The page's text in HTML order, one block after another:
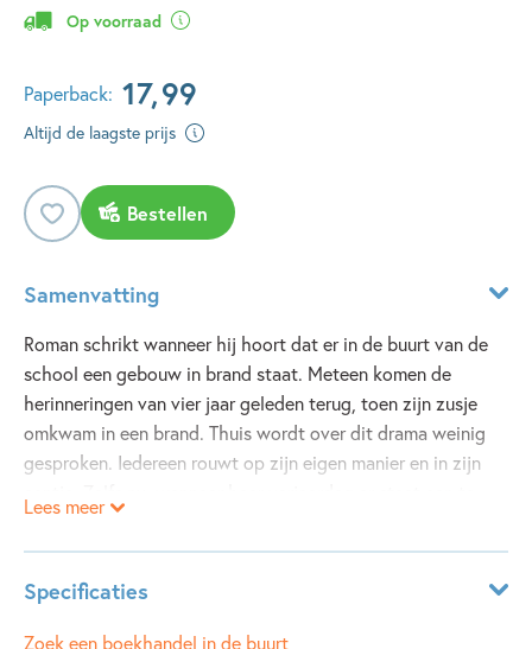
Op voorraad
Paperback: 17,99
Altijd de laagste prijs
Bestellen
Samenvatting
Roman schrikt wanneer hij hoort dat er in de buurt van de
school een gebouw in brand staat. Meteen komen de
herinneringen van vier jaar geleden terug, toen zijn zusje
omkwam in een brand. Thuis wordt over dit drama weinig
gesproken. Iedereen rouwt op zijn eigen manier en in zijn
komen. De onverwachte vriendschap met een jonge
brandweerman helpt Roman het stilzwijgen te doorbreken.
Hij vindt eindelijk woorden voor hoe schuldig hij zich voelt
over de dood van zijn zusje.
Lees meer
Specificaties
ISBN: 9789045130262
Zoek een boekhandel in de buurt